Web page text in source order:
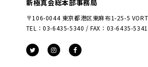
新極真会総本部事務局
〒106-0044 東京都港区東麻布1-25-5
TEL：03-6435-5340 / FAX：03-6435-5341